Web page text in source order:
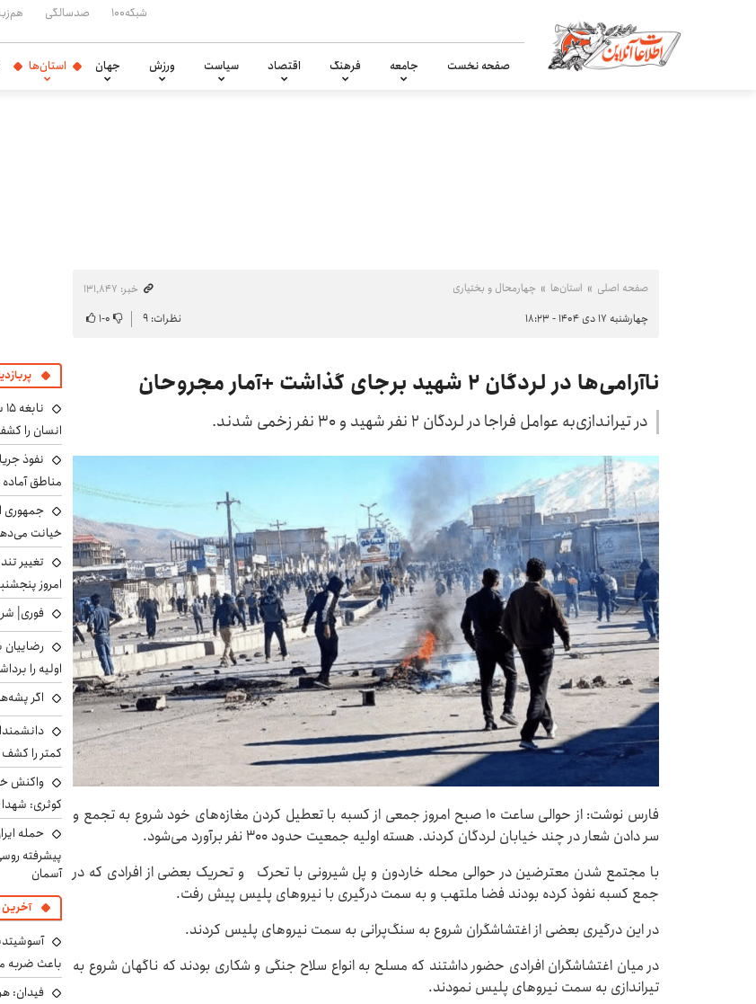
شبکه۱۰۰ صدسالگی
صفحه نخست جامعه فرهنگ اقتصاد سیاست ورزش جهان استان‌ها
صفحه اصلی استان‌ها چهارمحال و بختیاری
خبر: ۱۳۱٬۸۴۷
چهارشنبه ۱۷ دی ۱۴۰۴ - ۱۸:۲۳
نظرات: ۹ ۰-۱
ناآرامی‌ها در لردگان ۲ شهید برجای گذاشت +آمار مجروحان
در تیراندازی‌به عوامل فراجا در لردگان ۲ نفر شهید و ۳۰ نفر زخمی شدند.
فارس نوشت: از حوالی ساعت ۱۰ صبح امروز جمعی از کسبه با تعطیل کردن مغازه‌های خود شروع به تجمع و
سر دادن شعار در چند خیابان لردگان کردند. هسته اولیه جمعیت حدود ۳۰۰ نفر برآورد می‌شود.
با مجتمع شدن معترضین در حوالی محله خاردون و پل شیرونی با تحرک و تحریک بعضی از افرادی که در
جمع کسبه نفوذ کرده بودند فضا ملتهب و به سمت درگیری با نیروهای پلیس پیش رفت.
در این درگیری بعضی از اغتشاشگران شروع به سنگ‌پرانی به سمت نیروهای پلیس کردند.
در میان اغتشاشگران افرادی حضور داشتند که مسلح به انواع سلاح جنگی و شکاری بودند که ناگهان شروع به
تیراندازی به سمت نیروهای پلیس نمودند.
انسان را
نفوذ
مناطق
جمهوری
خیانت
تغییر
امروز پنجشنبه ۱۵ مرداد ۱۴۰۵
فوری|
اولیه را
اگر
کمتر را
واکنش
کوثری:
حمله
پیشرفته
آسمان
باعث ضربه مغزی ۷۰۰ نظامی
فیدان: